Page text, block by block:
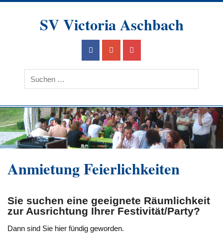
Skip
SV Victoria Aschbach
Ein Verein im Herzen des Saarlandes
Anmietung Feierlichkeiten
Sie suchen eine geeignete Räumlichkeit
zur Ausrichtung Ihrer Festivität/Party?
Dann sind Sie hier fündig geworden.